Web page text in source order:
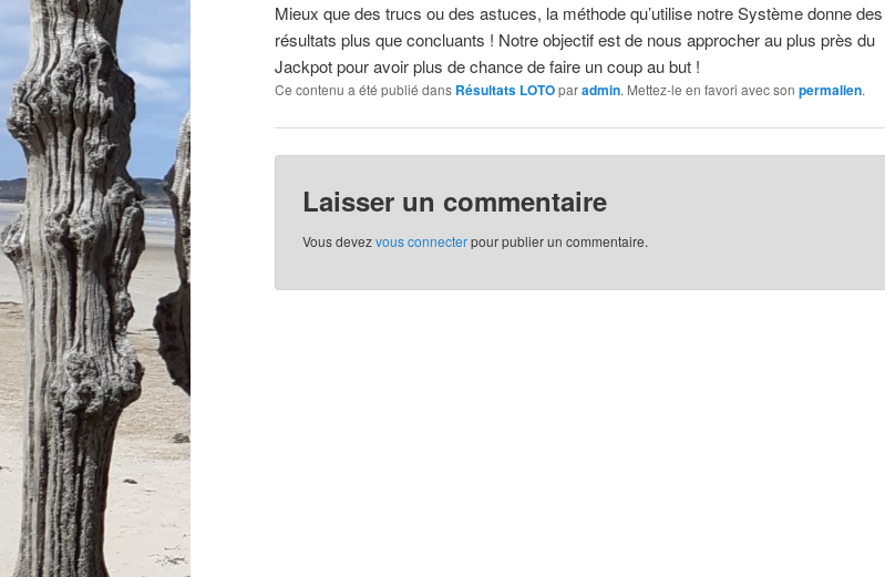
Mieux que des trucs ou des astuces, la méthode qu’utilise notre Système donne des
résultats plus que concluants ! Notre objectif est de nous approcher au plus près du
Jackpot pour avoir plus de chance de faire un coup au but !
Ce contenu a été publié dans Résultats LOTOparadmin. Mettez-le en favori avec son permalien.
Laisser un commentaire
Vous devezvous connecterpour publier un commentaire.